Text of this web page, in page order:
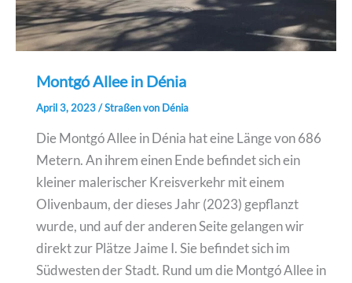
Montgó Allee in Dénia
April 3, 2023/Straßen von Dénia
Die Montgó Allee in Dénia hat eine Länge von 686
Metern. An ihrem einen Ende befindet sich ein
kleiner malerischer Kreisverkehr mit einem
Olivenbaum, der dieses Jahr (2023) gepflanzt
wurde, und auf der anderen Seite gelangen wir
direkt zur Plätze Jaime I. Sie befindet sich im
Südwesten der Stadt. Rund um die Montgó Allee in